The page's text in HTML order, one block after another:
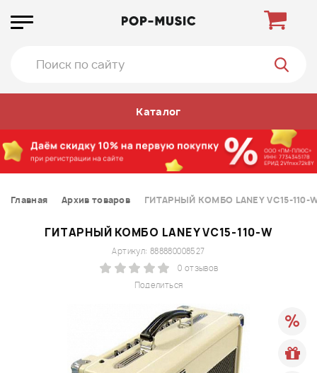
Каталог
Главная Архив товаров ГИТАРНЫЙ КОМБО LANEY VC15-110-
ГИТАРНЫЙ КОМБО LANEY VC15-110-W
Поделиться
Артикул: 888880008527
0 отзывов